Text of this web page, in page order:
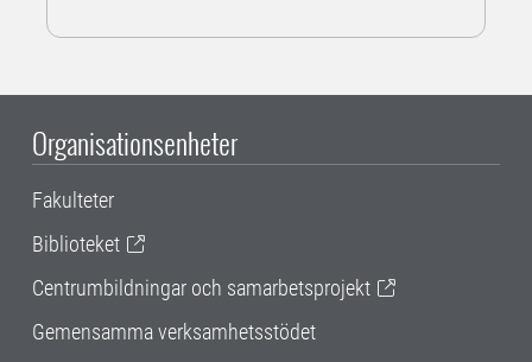
Organisationsenheter
Fakulteter
Biblioteket
Centrumbildningar och samarbetsprojekt
Gemensamma verksamhetsstödet